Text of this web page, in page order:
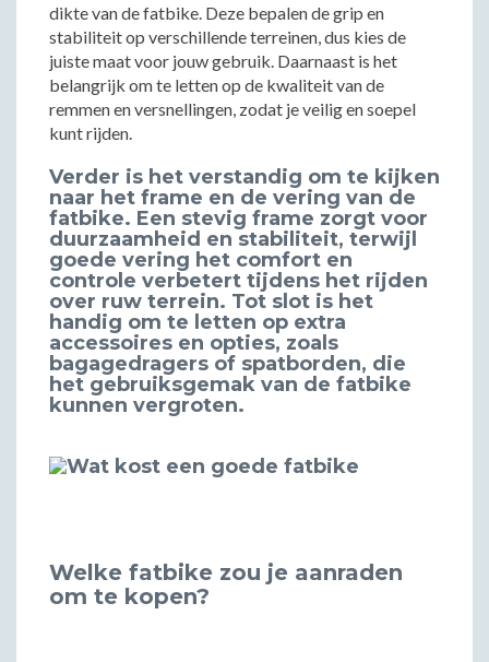
dikte van de fatbike. Deze bepalen de grip en
stabiliteit op verschillende terreinen, dus kies de
juiste maat voor jouw gebruik. Daarnaast is het
belangrijk om te letten op de kwaliteit van de
remmen en versnellingen, zodat je veilig en soepel
kunt rijden.
Verder is het verstandig om te kijken
naar het frame en de vering van de
fatbike. Een stevig frame zorgt voor
duurzaamheid en stabiliteit, terwijl
goede vering het comfort en
controle verbetert tijdens het rijden
over ruw terrein. Tot slot is het
handig om te letten op extra
accessoires en opties, zoals
bagagedragers of spatborden, die
het gebruiksgemak van de fatbike
kunnen vergroten.
Welke fatbike zou je aanraden
om te kopen?